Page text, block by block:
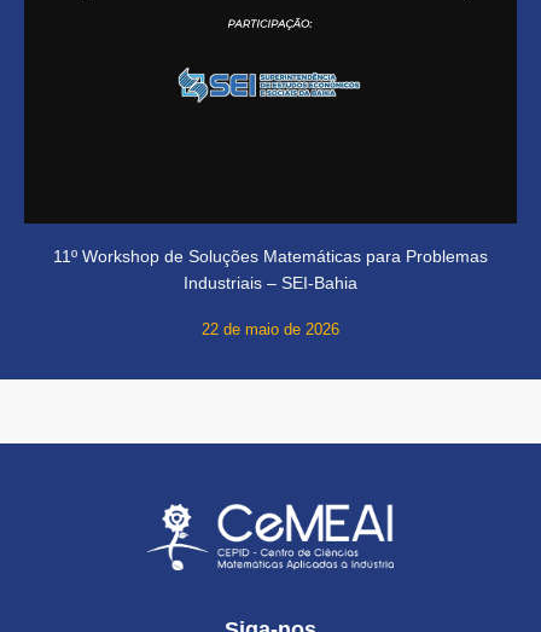
11º Workshop de Soluções Matemáticas para Problemas
Industriais – SEI-Bahia
22 de maio de 2026